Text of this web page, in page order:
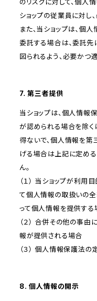
のリスクに対して、個人
ショップの従業員に対し
また、当ショップは、個
委託する場合は、委託
図られるよう、必要かつ
7. 第三者提供
当ショップは、個人情報
が認められる場合を除く
得ないで、個人情報を第
げる場合は上記に定め
ん。
（１） 当ショップが利
て個人情報の取扱いの
って個人情報を提供する
（２） 合併その他の事
報が提供される場合
（３） 個人情報保護法
8. 個人情報の開示